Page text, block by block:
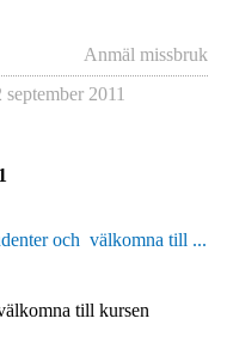
Anmäl missbruk
september 2011
och välkomna till ...
till kursen